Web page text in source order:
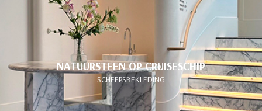
NATUURSTEEN OP CRUISESCHIP
SCHEEPSBEKLEDING